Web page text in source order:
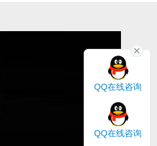
QQ在线咨询
QQ在线咨询